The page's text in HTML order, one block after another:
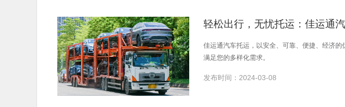
轻松出行，无忧托运：佳运通
佳运通汽车托运，以安全、可靠、便捷、经济
满足您的多样化需求。
发布时间：2024-03-08